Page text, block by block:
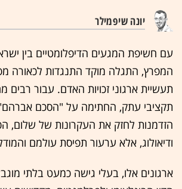
יונה שיפמילר
עם חשיפת המגעים הדיפלומטיים בין
המפרץ, התגלה מוקד התנגדות לכאורה
תעשיית ארגוני זכויות האדם. עבור רבים
תקציבי עתק, החתימה על "הסכם אברהם"
הזדמנות לחזק את העקרונות של שלום,
ודיאולוג, אלא ערעור תפיסת עולמם
ארגונים אלו, בעלי גישה כמעט בלתי